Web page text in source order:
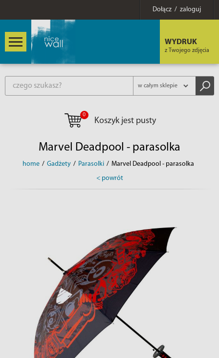
Dołącz / zaloguj
WYDRUK
z Twojego zdjęcia
0
Koszyk jest pusty
Marvel Deadpool - parasolka
home / Gadżety / Parasolki / Marvel Deadpool - parasolka
< powrót